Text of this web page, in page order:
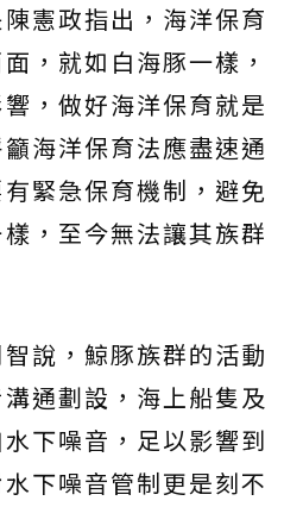
憲政指出，海洋保育
，就如白海豚一樣，
，做好海洋保育就是
海洋保育法應盡速通
緊急保育機制，避免
，至今無法讓其族群
說，鯨豚族群的活動
通劃設，海上船隻及
下噪音，足以影響到
下噪音管制更是刻不